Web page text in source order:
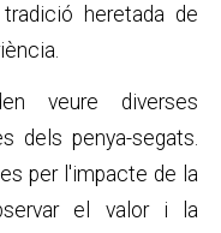
heretada de
veure diverses
dels penya-segats.
per l'impacte de la
el valor i la